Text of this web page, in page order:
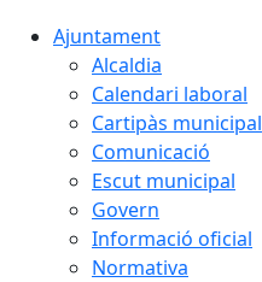
Ajuntament
Alcaldia
Calendari laboral
Cartipàs municipal
Comunicació
Escut municipal
Govern
Informació oficial
Normativa